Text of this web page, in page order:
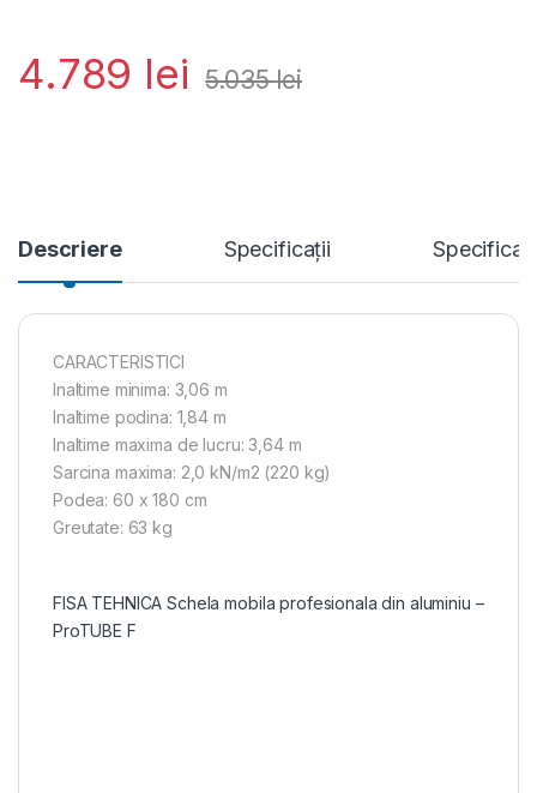
4.789 lei 5.035lei
Descriere Specificații
CARACTERISTICI
Inaltime minima: 3,06 m
Inaltime podina: 1,84 m
Inaltime maxima de lucru: 3,64 m
Sarcina maxima: 2,0 kN/m2 (220 kg)
Podea: 60 x 180 cm
Greutate: 63 kg
FISA TEHNICA Schela mobila profesionala din aluminiu –
ProTUBE F